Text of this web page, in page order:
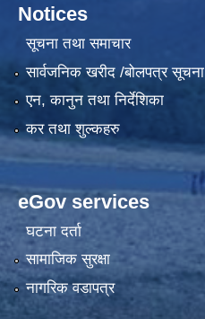
Notices
सूचना तथा समाचार
सार्वजनिक खरीद /बोलपत्र सूचना
एन, कानुन तथा निर्देशिका
कर तथा शुल्कहरु
eGov services
घटना दर्ता
सामाजिक सुरक्षा
नागरिक वडापत्र